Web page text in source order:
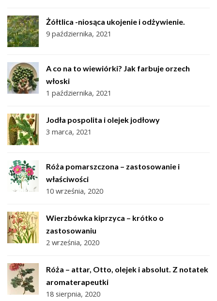
Żółtlica -niosąca ukojenie i odżywienie.
9 października, 2021
A co na to wiewiórki? Jak farbuje orzech
włoski
1 października, 2021
Jodła pospolita i olejek jodłowy
3 marca, 2021
Róża pomarszczona – zastosowanie i
właściwości
10 września, 2020
Wierzbówka kiprzyca – krótko o
zastosowaniu
2 września, 2020
Róża – attar, Otto, olejek i absolut. Z notatek
aromaterapeutki
18 sierpnia, 2020